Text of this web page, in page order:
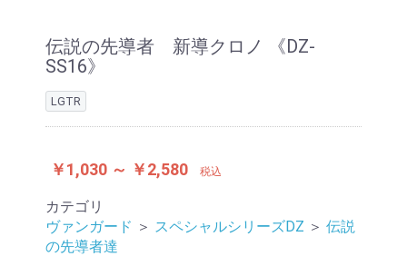
伝説の先導者 新導クロノ 《DZ-
SS16》
LGTR
￥1,030 ～ ￥2,580 税込
カテゴリ
ヴァンガード ＞ スペシャルシリーズDZ ＞ 伝説
の先導者達